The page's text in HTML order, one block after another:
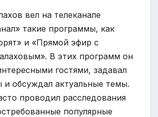
вел на телеканале
такие программы, как
и «Прямой эфир с
В этих программ он
гостями, задавал
и обсуждал актуальные темы.
проводил расследования
популярные